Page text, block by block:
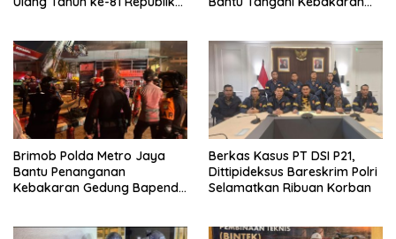
Brimob Polda Metro Jaya
Bantu Penanganan
Kebakaran Gedung Bapenda
Berkas Kasus PT DSI P21,
Dittipideksus Bareskrim Polri
Selamatkan Ribuan Korban